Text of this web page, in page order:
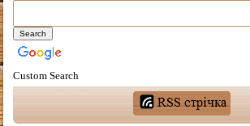
Custom Search